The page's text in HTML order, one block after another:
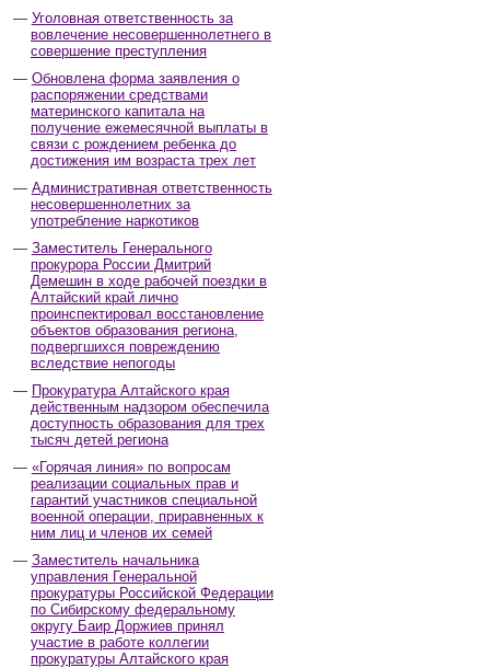
Уголовная ответственность за
вовлечение несовершеннолетнего в
совершение преступления
Обновлена форма заявления о
распоряжении средствами
материнского капитала на
получение ежемесячной выплаты в
связи с рождением ребенка до
достижения им возраста трех лет
Административная ответственность
несовершеннолетних за
употребление наркотиков
Заместитель Генерального
прокурора России Дмитрий
Демешин в ходе рабочей поездки в
Алтайский край лично
проинспектировал восстановление
объектов образования региона,
подвергшихся повреждению
вследствие непогоды
Прокуратура Алтайского края
действенным надзором обеспечила
доступность образования для трех
тысяч детей региона
«Горячая линия» по вопросам
реализации социальных прав и
гарантий участников специальной
военной операции, приравненных к
ним лиц и членов их семей
Заместитель начальника
управления Генеральной
прокуратуры Российской Федерации
по Сибирскому федеральному
округу Баир Доржиев принял
участие в работе коллегии
прокуратуры Алтайского края